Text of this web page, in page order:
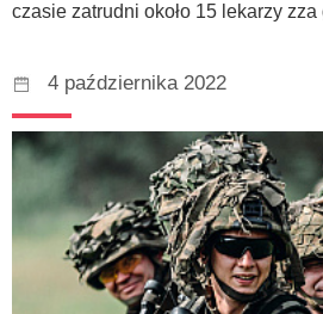
czasie zatrudni około 15 lekarzy
4 października 2022